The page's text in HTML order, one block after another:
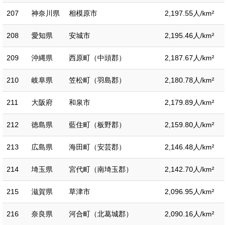
207 神奈川県 相模原市 2,197.55人/km²
208 愛知県 安城市 2,195.46人/km²
209 沖縄県 西原町（中頭郡） 2,187.67人/km²
210 岐阜県 笠松町（羽島郡） 2,180.78人/km²
211 大阪府 和泉市 2,179.89人/km²
212 徳島県 藍住町（板野郡） 2,159.80人/km²
213 広島県 海田町（安芸郡） 2,146.48人/km²
214 埼玉県 宮代町（南埼玉郡） 2,142.70人/km²
215 滋賀県 草津市 2,096.95人/km²
216 奈良県 河合町（北葛城郡） 2,090.16人/km²